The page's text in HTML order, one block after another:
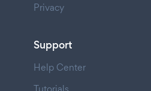
Privacy
Support
Help Center